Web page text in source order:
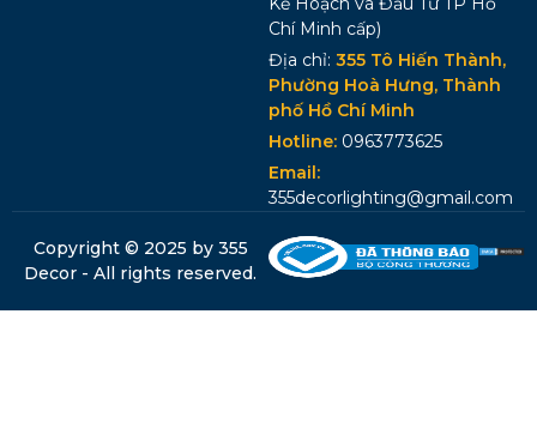
Chí Minh cấp)
Địa chỉ: 355 Tô Hiến Thành,
Phường Hoà Hưng, Thành
phố Hồ Chí Minh
Hotline: 0963773625
Email:
355decorlighting@gmail.com
Copyright © 2025 by 355
Decor - All rights reserved.